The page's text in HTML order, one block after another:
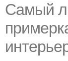
Самый